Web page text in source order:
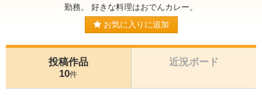
勤務。 好きな料理はおでんカレー。
お気に入りに追加
投稿作品
10件
近況ボード